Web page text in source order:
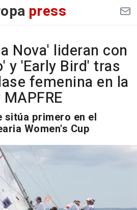
press
Nova' lideran con
y 'Early Bird' tras
femenina en la
sitúa primero en el
Women's Cup